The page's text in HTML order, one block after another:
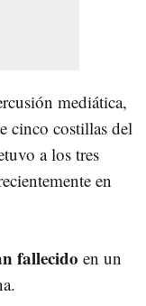
mediática,
cinco costillas del
a los tres
en
fallecido en un